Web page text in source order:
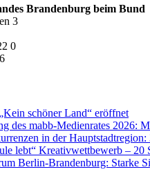
Brandenburg beim Bund
3
0
schöner Land“ eröffnet
des mabb-Medienrates 2026:
in der
lebt“ Kreativwettbewerb – 20
Berlin-Brandenburg: Starke